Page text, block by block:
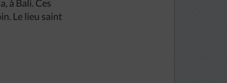
à Bali. Ces
Le lieu saint